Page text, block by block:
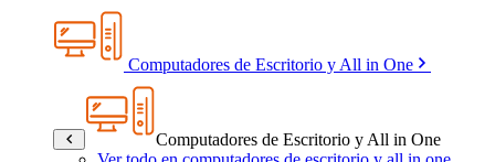
Computadores de Escritorio y All in One
Computadores de Escritorio y All in One